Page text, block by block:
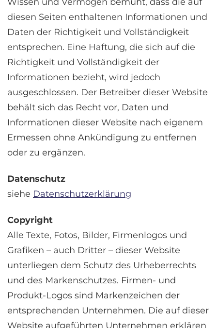
diesen Seiten enthaltenen Informationen und
Daten der Richtigkeit und Vollständigkeit
entsprechen. Eine Haftung, die sich auf die
Richtigkeit und Vollständigkeit der
Informationen bezieht, wird jedoch
ausgeschlossen. Der Betreiber dieser Website
behält sich das Recht vor, Daten und
Informationen dieser Website nach eigenem
Ermessen ohne Ankündigung zu entfernen
oder zu ergänzen.
Datenschutz
siehe Datenschutzerklärung
Copyright
Alle Texte, Fotos, Bilder, Firmenlogos und
Grafiken – auch Dritter – dieser Website
unterliegen dem Schutz des Urheberrechts
und des Markenschutzes. Firmen- und
Produkt-Logos sind Markenzeichen der
entsprechenden Unternehmen. Die auf dieser
Website aufgeführten Unternehmen erklären